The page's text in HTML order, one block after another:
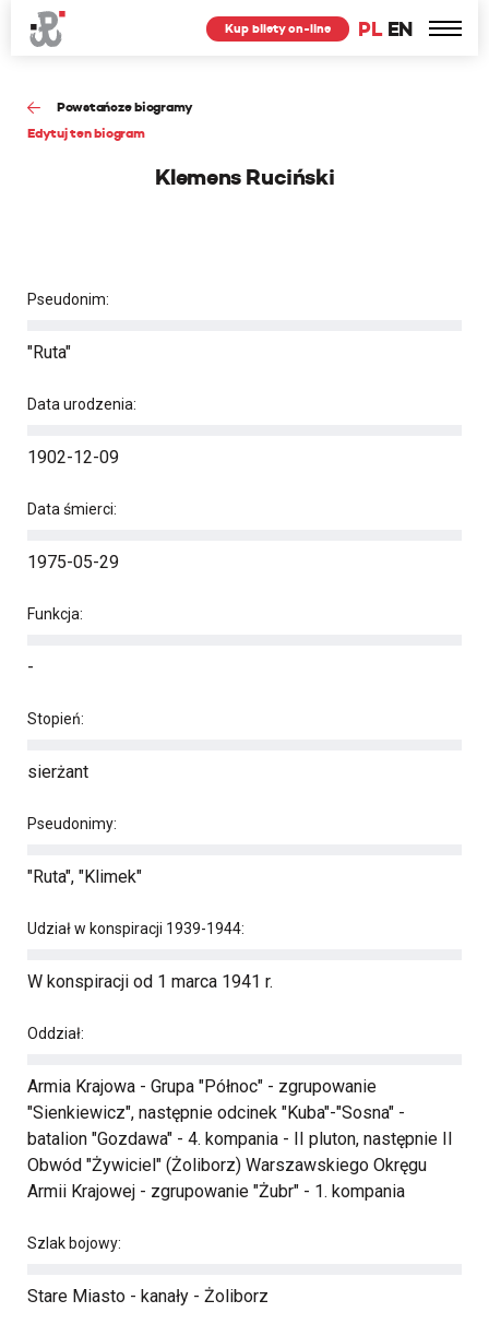
PL EN
Kup bilety on-line
Powstańcze biogramy
Edytuj ten biogram
Klemens Ruciński
Pseudonim:
"Ruta"
Data urodzenia:
1902-12-09
Data śmierci:
1975-05-29
Funkcja:
-
Stopień:
sierżant
Pseudonimy:
"Ruta", "Klimek"
Udział w konspiracji 1939-1944:
W konspiracji od 1 marca 1941 r.
Oddział:
Armia Krajowa - Grupa "Północ" - zgrupowanie
"Sienkiewicz", następnie odcinek "Kuba"-"Sosna" -
batalion "Gozdawa" - 4. kompania - II pluton, następnie II
Obwód "Żywiciel" (Żoliborz) Warszawskiego Okręgu
Armii Krajowej - zgrupowanie "Żubr" - 1. kompania
Szlak bojowy:
Stare Miasto - kanały - Żoliborz